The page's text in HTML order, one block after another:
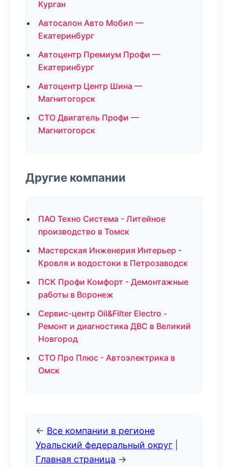
Курган
Автосалон Авто Мобил —
Екатеринбург
Автоцентр Премиум Профи —
Екатеринбург
Автоцентр Центр Шина —
Магнитогорск
СТО Двигатель Профи —
Магнитогорск
Другие компании
ПАО Техно Система - Литейное
производство в Томск
Мастерская Инженерия Интерьер -
Кровля и водостоки в Петрозаводск
ПСК Профи Комфорт - Демонтажные
работы в Воронеж
Сервис-центр Oil&Filter Electro -
Ремонт и диагностика ДВС в Великий
Новгород
СТО Про Плюс - Автоэлектрика в
Омск
← Все компании в регионе
Уральский федеральный округ
Главная страница →